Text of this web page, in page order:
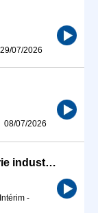
29/07/2026
08/07/2026
Ouvrier agroalimentaire en biscuiterie industrielle (H/F)
Intérim -